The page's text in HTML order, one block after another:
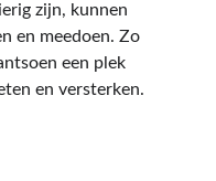
zijn, kunnen
en meedoen. Zo
een plek
en versterken.